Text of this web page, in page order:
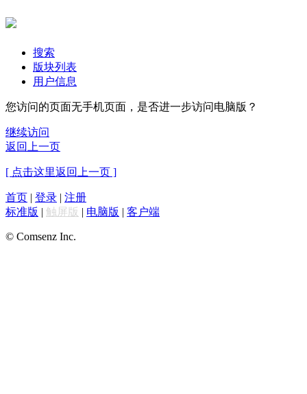
搜索
版块列表
用户信息
您访问的页面无手机页面，是否进一步访问电脑版？
继续访问
返回上一页
[ 点击这里返回上一页 ]
首页 | 登录 | 注册
标准版 | 触屏版 | 电脑版 | 客户端
© Comsenz Inc.